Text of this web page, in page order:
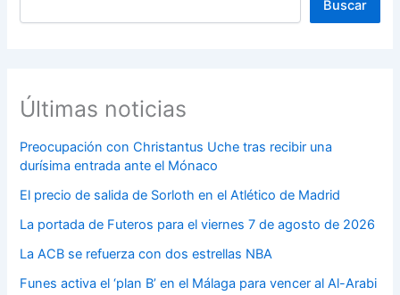
Buscar
Últimas noticias
Preocupación con Christantus Uche tras recibir una
durísima entrada ante el Mónaco
El precio de salida de Sorloth en el Atlético de Madrid
La portada de Futeros para el viernes 7 de agosto de 2026
La ACB se refuerza con dos estrellas NBA
Funes activa el ‘plan B’ en el Málaga para vencer al Al-Arabi